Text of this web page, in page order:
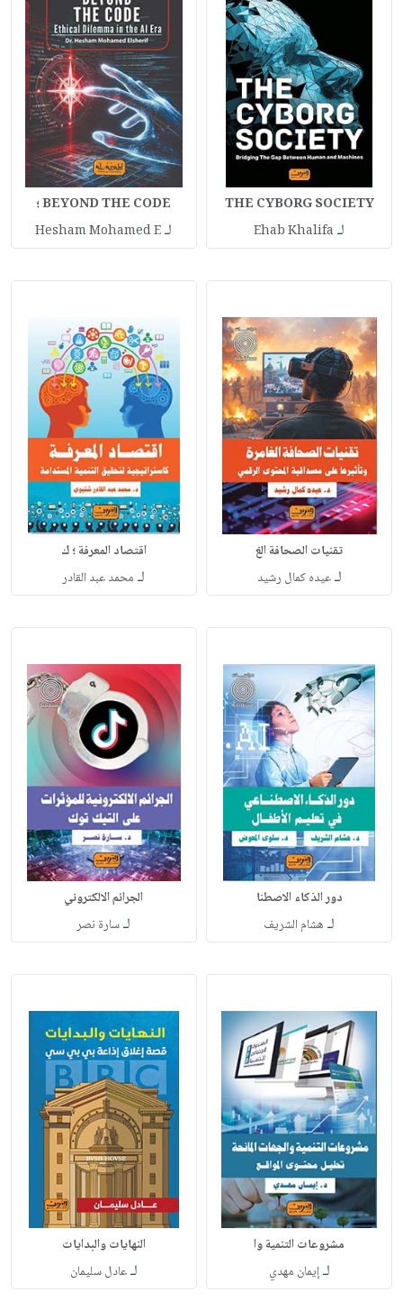
THE CYBORG SOCIETY
لـ Ehab Khalifa
BEYOND THE CODE ؛
لـHesham Mohamed E
تقنيات الصحافة الغ
لـعيده كمال رشيد
اقتصاد المعرفة ؛ ك
لـ محمد عبد القادر
دور الذكاء الاصطنا
لـ هشام الشريف
الجرائم الالكتروني
لـسارة نصر
مشروعات التنمية وا
لـإيمان مهدي
النهايات والبدايات
لـعادل سليمان